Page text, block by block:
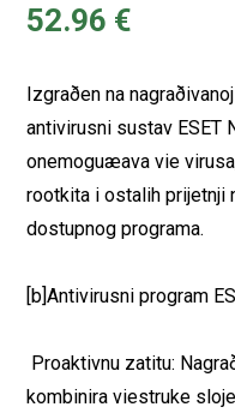
52.96 €
Izgraðen na
antivirusni sustav ESET
onemoguæava vie
rootkita i ostalih prijetnji
dostupnog programa.
[b]Antivirusni program
 Proaktivnu zatitu:
kombinira viestruke